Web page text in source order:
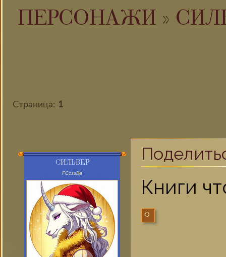
ПЕРСОНАЖИ »
Страница: 1
СИЛЬВЕР
FСсззВв
Книги
0